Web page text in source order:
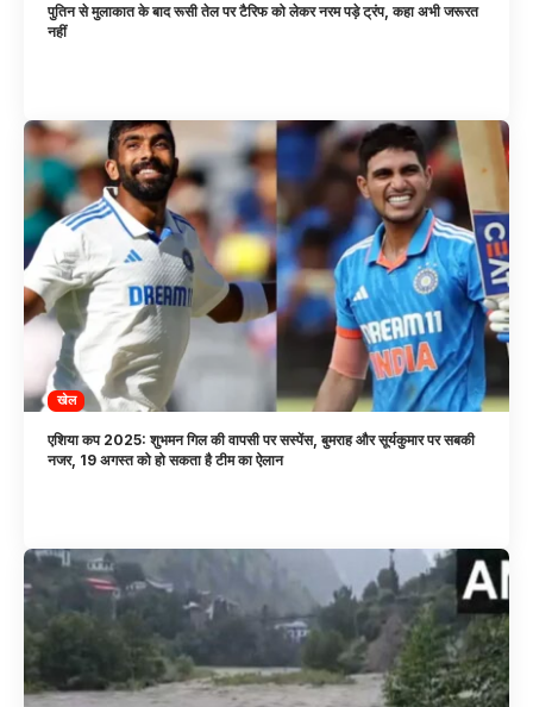
पुतिन से मुलाकात के बाद रूसी तेल पर टैरिफ को लेकर नरम पड़े ट्रंप, कहा अभी जरूरत
नहीं
खेल
एशिया कप 2025: शुभमन गिल की वापसी पर सस्पेंस, बुमराह और सूर्यकुमार पर सबकी
नजर, 19 अगस्त को हो सकता है टीम का ऐलान